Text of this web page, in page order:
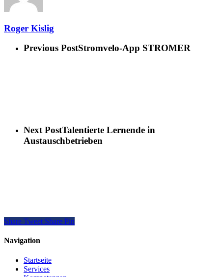
Roger Kislig
Previous PostStromvelo-App STROMER
Next PostTalentierte Lernende in
Austauschbetrieben
Share Tweet Share Pin
Navigation
Startseite
Services